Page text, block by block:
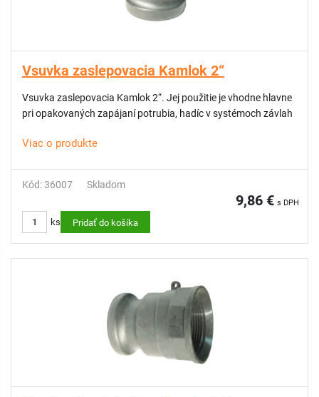
Vsuvka zaslepovacia Kamlok 2“
Vsuvka zaslepovacia Kamlok 2“. Jej použitie je vhodne hlavne
pri opakovaných zapájaní potrubia, hadíc v systémoch závlah
Viac o produkte
Kód: 36007 Skladom
9,86 € s DPH
ks Pridať do košíka